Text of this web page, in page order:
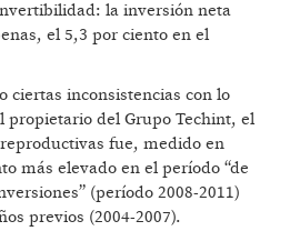
la inversión neta
el 5,3 por ciento en el
ciertas inconsistencias con lo
propietario del Grupo Techint, el
fue, medido en
más elevado en el período “de
(período 2008-2011)
previos (2004-2007).